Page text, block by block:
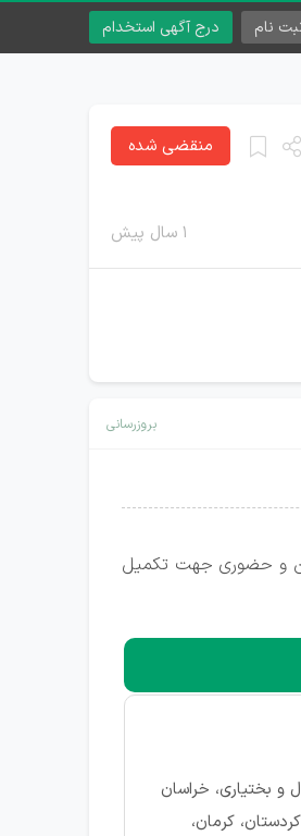
درج آگهی استخدام نام
۱ سال پیش
منقضی شده
بروزرسانی
و حضوری جهت تکمیل
و بختیاری، خراسان
کرمان،